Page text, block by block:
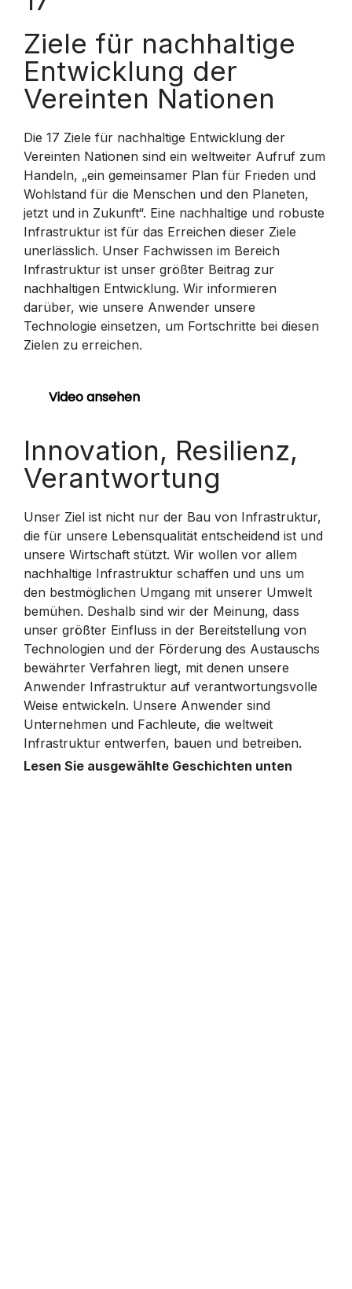
Ziele für nachhaltige
Entwicklung der
Vereinten Nationen
Die 17 Ziele für nachhaltige Entwicklung der
Vereinten Nationen sind ein weltweiter Aufruf zum
Handeln, „ein gemeinsamer Plan für Frieden und
Wohlstand für die Menschen und den Planeten,
jetzt und in Zukunft“. Eine nachhaltige und robuste
Infrastruktur ist für das Erreichen dieser Ziele
unerlässlich. Unser Fachwissen im Bereich
Infrastruktur ist unser größter Beitrag zur
nachhaltigen Entwicklung. Wir informieren
darüber, wie unsere Anwender unsere
Technologie einsetzen, um Fortschritte bei diesen
Zielen zu erreichen.
Video ansehen
Innovation, Resilienz,
Verantwortung
Unser Ziel ist nicht nur der Bau von Infrastruktur,
die für unsere Lebensqualität entscheidend ist und
unsere Wirtschaft stützt. Wir wollen vor allem
nachhaltige Infrastruktur schaffen und uns um
den bestmöglichen Umgang mit unserer Umwelt
bemühen. Deshalb sind wir der Meinung, dass
unser größter Einfluss in der Bereitstellung von
Technologien und der Förderung des Austauschs
bewährter Verfahren liegt, mit denen unsere
Anwender Infrastruktur auf verantwortungsvolle
Weise entwickeln. Unsere Anwender sind
Unternehmen und Fachleute, die weltweit
Infrastruktur entwerfen, bauen und betreiben.
Lesen Sie ausgewählte Geschichten unten